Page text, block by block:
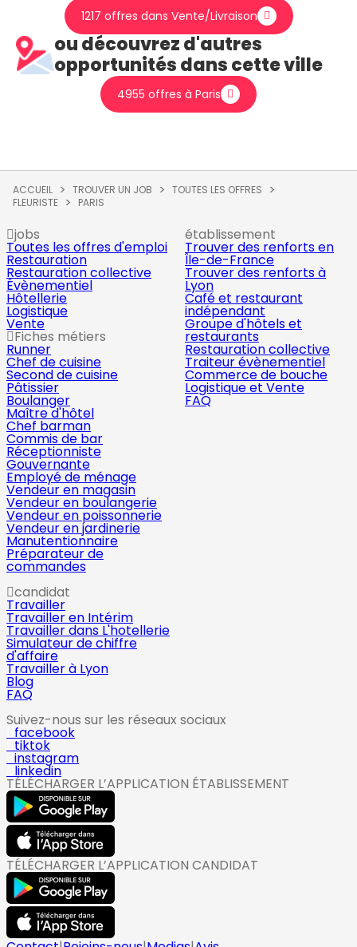
1217 offres dans Vente/Livraison
ou découvrez d'autres
opportunités dans cette ville
4955 offres à Paris
ACCUEIL TROUVER UN JOB
TOUTES LES OFFRES
FLEURISTE
PARIS
jobs
Toutes les offres d'emploi
Restauration
Restauration collective
Évènementiel
Hôtellerie
Logistique
Vente
Fiches métiers
Runner
Chef de cuisine
Second de cuisine
Pâtissier
Boulanger
Maître d'hôtel
Chef barman
Commis de bar
Réceptionniste
Gouvernante
Employé de ménage
Vendeur en magasin
Vendeur en boulangerie
Vendeur en poissonnerie
Vendeur en jardinerie
Manutentionnaire
Préparateur de
commandes
établissement
Trouver des renforts en
Île-de-France
Trouver des renforts à
Lyon
Café et restaurant
indépendant
Groupe d'hôtels et
restaurants
Restauration collective
Traiteur évènementiel
Commerce de bouche
Logistique et Vente
FAQ
candidat
Travailler
Travailler en Intérim
Travailler dans L'hotellerie
Simulateur de chiffre
d'affaire
Travailler à Lyon
Blog
FAQ
Suivez-nous sur les réseaux sociaux
facebook
tiktok
instagram
linkedin
TÉLÉCHARGER L’APPLICATION ÉTABLISSEMENT
TÉLÉCHARGER L’APPLICATION CANDIDAT